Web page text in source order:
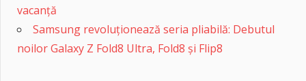
vacanță
Samsung revoluționează seria pliabilă: Debutul
noilor Galaxy Z Fold8 Ultra, Fold8 și Flip8